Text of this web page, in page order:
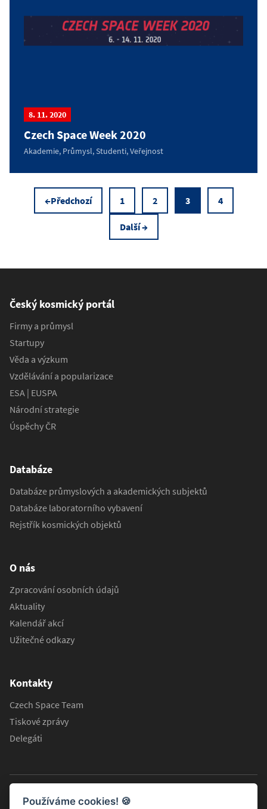
8. 11. 2020
Czech Space Week 2020
Akademie, Průmysl, Studenti, Veřejnost
←Předchozí 1 2 3 4
Další →
Český kosmický portál
Firmy a průmysl
Startupy
Věda a výzkum
Vzdělávání a popularizace
ESA | EUSPA
Národní strategie
Úspěchy ČR
Databáze
Databáze průmyslových a akademických subjektů
Databáze laboratorního vybavení
Rejstřík kosmických objektů
O nás
Zpracování osobních údajů
Aktuality
Kalendář akcí
Užitečné odkazy
Kontakty
Czech Space Team
Tiskové zprávy
Delegáti
Používáme cookies! 🍪